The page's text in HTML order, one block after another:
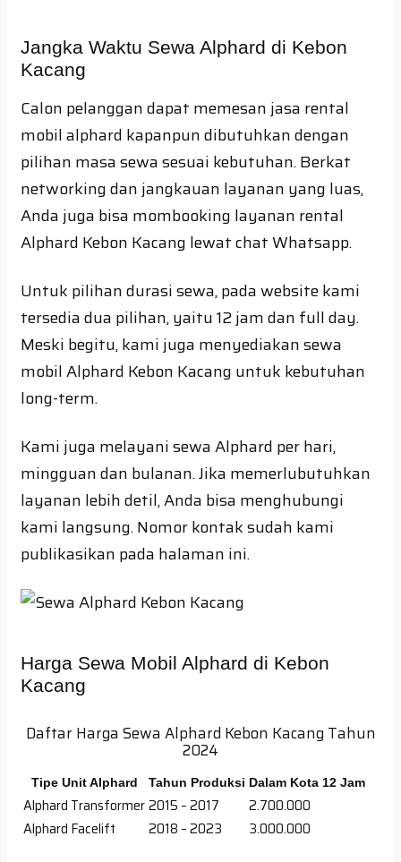
Jangka Waktu Sewa Alphard di Kebon
Kacang
Calon pelanggan dapat memesan jasa rental
mobil alphard kapanpun dibutuhkan dengan
pilihan masa sewa sesuai kebutuhan. Berkat
networking dan jangkauan layanan yang luas,
Anda juga bisa mombooking layanan rental
Alphard Kebon Kacang lewat chat Whatsapp.
Untuk pilihan durasi sewa, pada website kami
tersedia dua pilihan, yaitu 12 jam dan full day.
Meski begitu, kami juga menyediakan sewa
mobil Alphard Kebon Kacang untuk kebutuhan
long-term.
Kami juga melayani sewa Alphard per hari,
mingguan dan bulanan. Jika memerlubutuhkan
layanan lebih detil, Anda bisa menghubungi
kami langsung. Nomor kontak sudah kami
publikasikan pada halaman ini.
Harga Sewa Mobil Alphard di Kebon
Kacang
Daftar Harga Sewa Alphard Kebon Kacang Tahun
2024
Tipe Unit Alphard Tahun Produksi Dalam Kota 12 Jam
Alphard Transformer2015 – 2017
2.700.000
Alphard Facelift
2018 – 2023 3.000.000